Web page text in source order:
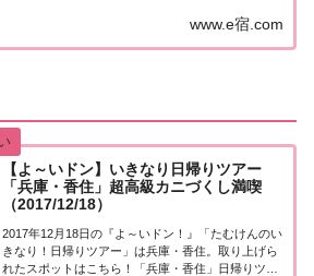
にいきなり声をかけ、そのまま日帰りツアーにご招
待する『たむけんの日帰りツアー』のコーナー。...
www.e宿.com
【よ～いドン】いきなり日帰りツアー
「兵庫・香住」超高級カニづくし満喫
（2017/12/18）
2017年12月18日の『よ～いドン！』「たむけんのい
きなり！日帰りツアー」は兵庫・香住。取り上げら
れたスポットはこちら！「兵庫・香住」日帰りツア